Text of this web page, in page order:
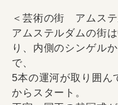
＜芸術の街 アムステ
アムステルダムの街
り、内側のシンゲル
で、
5本の運河が取り囲ん
からスタート。